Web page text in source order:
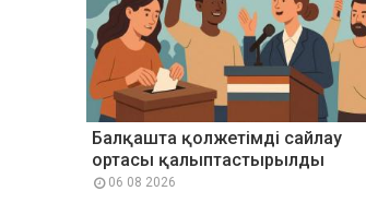
Балқашта қолжетімді сайлау
ортасы қалыптастырылды
06 08 2026